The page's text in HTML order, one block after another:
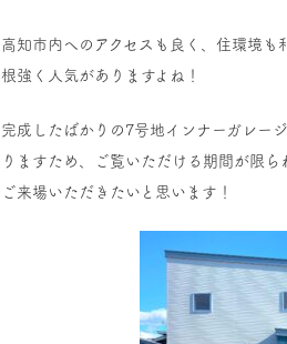
高知市内へのアクセスも良く、住環境
根強く人気がありますよね！
完成したばかりの7号地インナーガレー
りますため、ご覧いただける期間が限
ご来場いただきたいと思います！